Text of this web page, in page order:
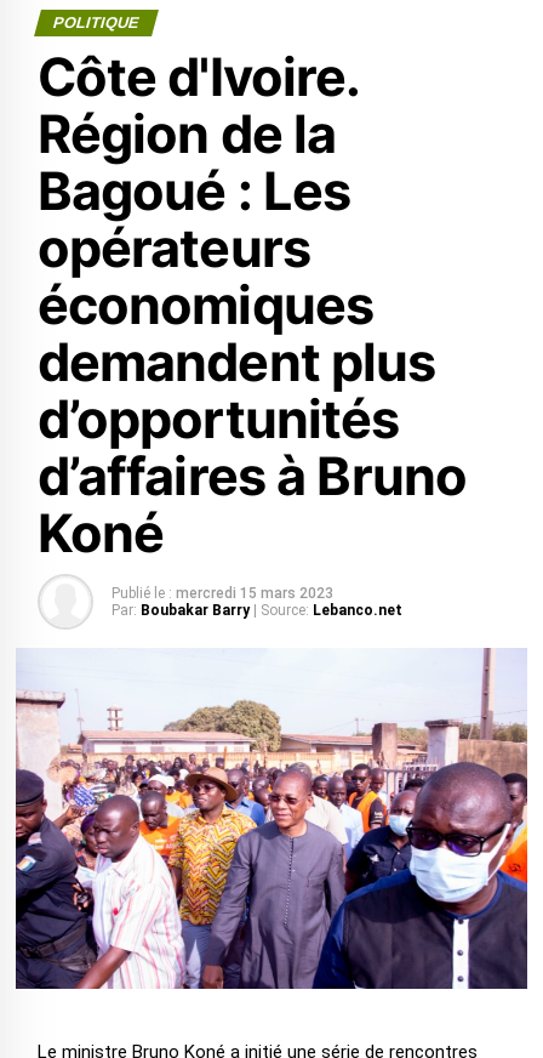
POLITIQUE
Côte d'Ivoire.
Région de la
Bagoué : Les
opérateurs
économiques
demandent plus
d’opportunités
d’affaires à Bruno
Koné
Publié le : mercredi 15 mars 2023
Par: Boubakar Barry | Source: Lebanco.net
Le ministre Bruno Koné a initié une série de rencontres